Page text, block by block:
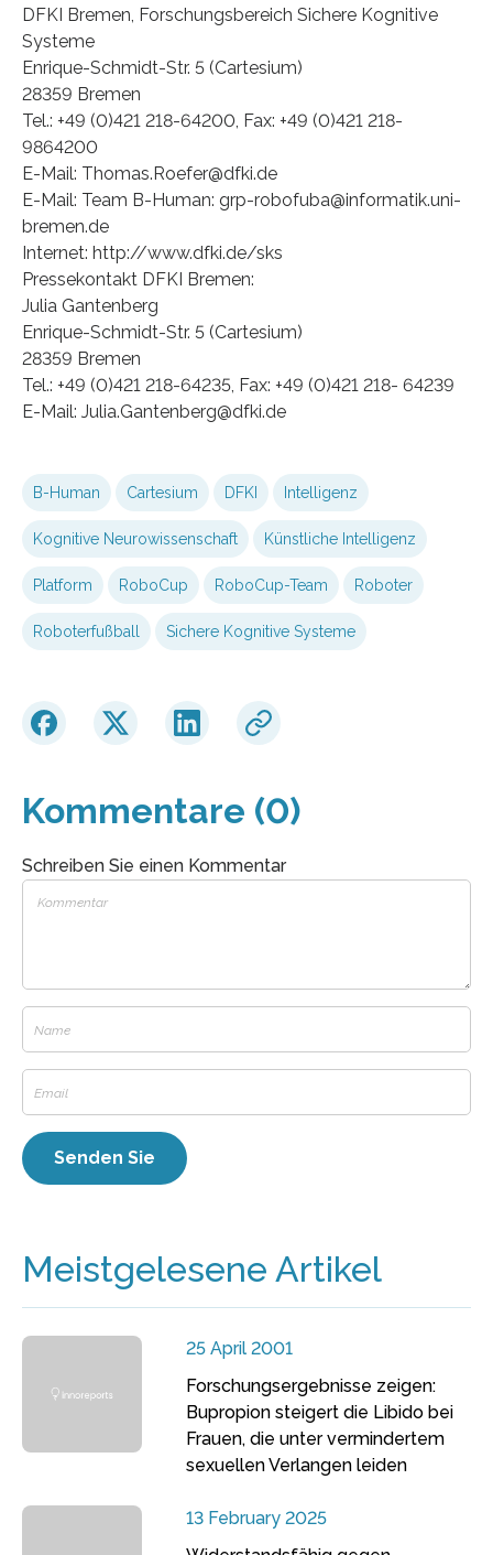
DFKI Bremen, Forschungsbereich Sichere Kognitive
Systeme
Enrique-Schmidt-Str. 5 (Cartesium)
28359 Bremen
Tel.: +49 (0)421 218-64200, Fax: +49 (0)421 218-
9864200
E-Mail: Thomas.Roefer@dfki.de
E-Mail: Team B-Human: grp-robofuba@informatik.uni-
bremen.de
Internet: http://www.dfki.de/sks
Pressekontakt DFKI Bremen:
Julia Gantenberg
Enrique-Schmidt-Str. 5 (Cartesium)
28359 Bremen
Tel.: +49 (0)421 218-64235, Fax: +49 (0)421 218- 64239
E-Mail: Julia.Gantenberg@dfki.de
B-Human Cartesium DFKI Intelligenz
Kognitive Neurowissenschaft Künstliche Intelligenz
Platform RoboCup RoboCup-Team Roboter
Roboterfußball Sichere Kognitive Systeme
Kommentare (0)
Schreiben Sie einen Kommentar
Meistgelesene Artikel
25 April 2001
Forschungsergebnisse zeigen:
Bupropion steigert die Libido bei
Frauen, die unter vermindertem
sexuellen Verlangen leiden
13 February 2025